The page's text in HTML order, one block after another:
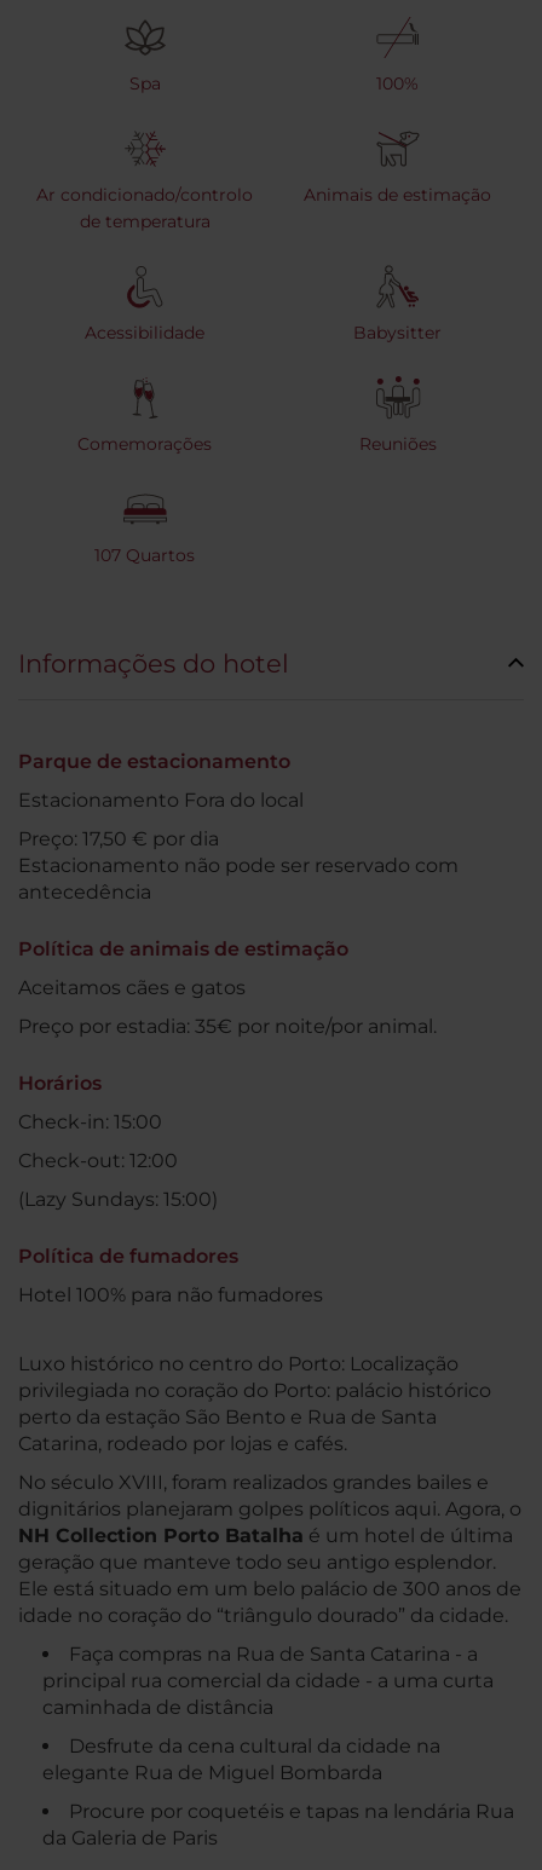
Spa 100%
Ar condicionado/controlo
de temperatura
Animais de estimação
Acessibilidade Babysitter
Comemorações Reuniões
107 Quartos
Informações do hotel
Parque de estacionamento
Estacionamento Fora do local
Preço: 17,50 € por dia
Estacionamento não pode ser reservado com
antecedência
Política de animais de estimação
Aceitamos cães e gatos
Preço por estadia: 35€ por noite/por animal.
Horários
Check-in: 15:00
Check-out: 12:00
(Lazy Sundays: 15:00)
Política de fumadores
Hotel 100% para não fumadores
Luxo histórico no centro do Porto: Localização
privilegiada no coração do Porto: palácio histórico
perto da estação São Bento e Rua de Santa
Catarina, rodeado por lojas e cafés.
No século XVIII, foram realizados grandes bailes e
dignitários planejaram golpes políticos aqui. Agora, o
NH Collection Porto Batalha é um hotel de última
geração que manteve todo seu antigo esplendor.
Ele está situado em um belo palácio de 300 anos de
idade no coração do “triângulo dourado” da cidade.
Faça compras na Rua de Santa Catarina - a
principal rua comercial da cidade - a uma curta
caminhada de distância
Desfrute da cena cultural da cidade na
elegante Rua de Miguel Bombarda
Procure por coquetéis e tapas na lendária Rua
da Galeria de Paris